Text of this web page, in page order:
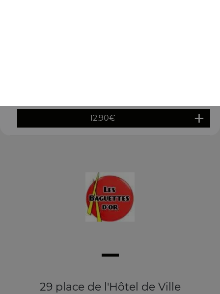
12.90€
29 place de l'Hôtel de Ville